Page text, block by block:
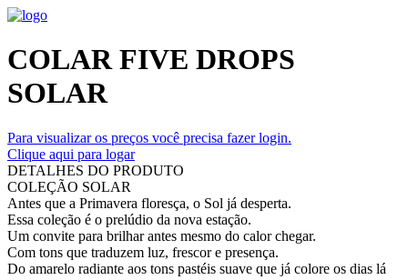
COLAR FIVE DROPS
SOLAR
Para visualizar os preços você precisa fazer login.
Clique aqui para logar
DETALHES DO PRODUTO
COLEÇÃO SOLAR
Antes que a Primavera floresça, o Sol já desperta.
Essa coleção é o prelúdio da nova estação.
Um convite para brilhar antes mesmo do calor chegar.
Com tons que traduzem luz, frescor e presença.
Do amarelo radiante aos tons pastéis suave que já colore os dias lá